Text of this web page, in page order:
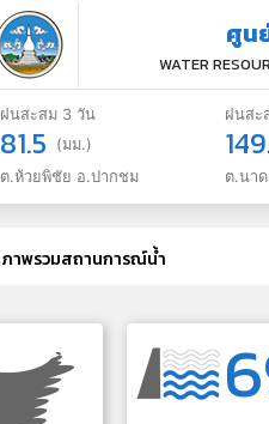
ศูน
WATER
ฝนสะสม 3 วัน
81.5
(มม.)
ต.ห้วยพิชัย อ.ปากชม
ฝนสะ
ต.นา
ภาพรวมสถานการณ์น้ำ